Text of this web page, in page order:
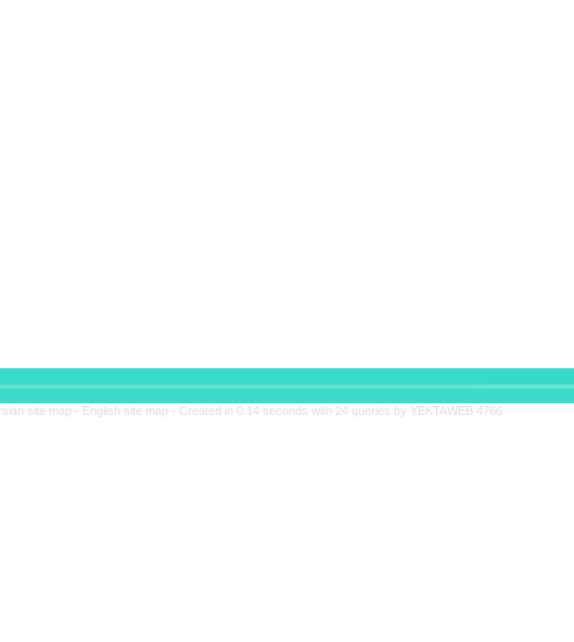
site map - English site map - Created in 0.14 seconds with 24 queries by YEKTAWEB 4766